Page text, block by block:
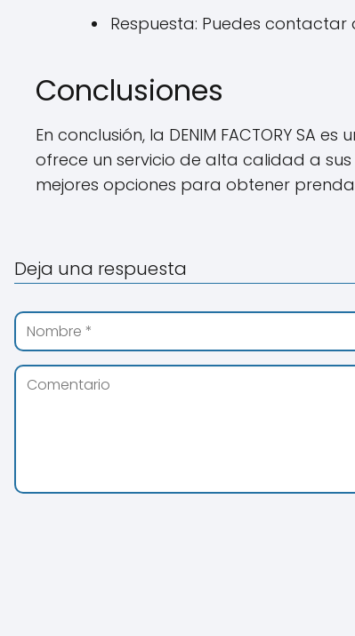
Respuesta: Puedes
Conclusiones
En conclusión, la DENIM FACTORY
ofrece un servicio de alta calidad a
mejores opciones para obtener
Deja una respuesta